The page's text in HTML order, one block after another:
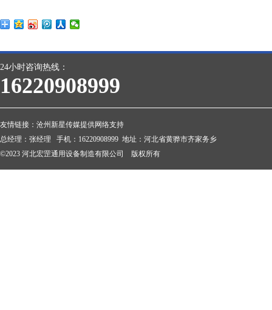
24小时咨询热线：
16220908999
友情链接： 沧州新星传媒提供网络支持
总经理：张经理 手机：16220908999 地址：河北省黄骅市齐家务乡
©2023 河北宏罡通用设备制造有限公司 版权所有